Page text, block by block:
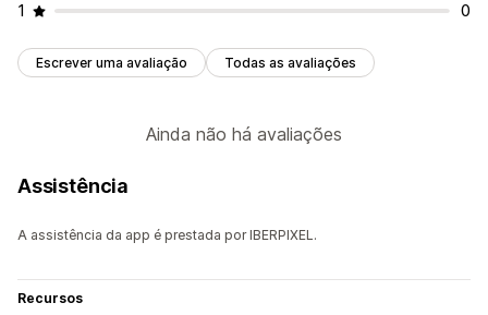
1
0
Escrever uma avaliação Todas as avaliações
Ainda não há avaliações
Assistência
A assistência da app é prestada por IBERPIXEL.
Recursos